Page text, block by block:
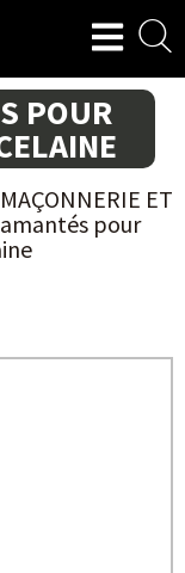
POUR
ET
pour